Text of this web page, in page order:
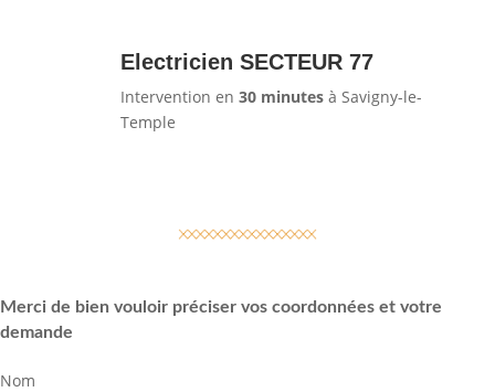
Electricien SECTEUR 77
Intervention en 30 minutesà Savigny-le-
Temple
Merci de bien vouloir préciser vos coordonnées et votre
demande
Nom